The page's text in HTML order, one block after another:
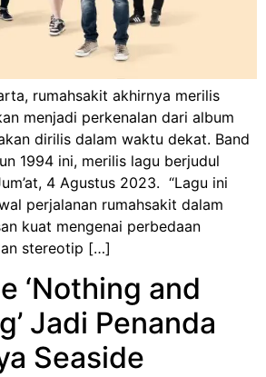
rumahsakit akhirnya merilis
menjadi perkenalan dari album
dirilis dalam waktu dekat. Band
1994 ini, merilis lagu berjudul
4 Agustus 2023. “Lagu ini
perjalanan rumahsakit dalam
kuat mengenai perbedaan
stereotip […]
‘Nothing and
Jadi Penanda
Seaside